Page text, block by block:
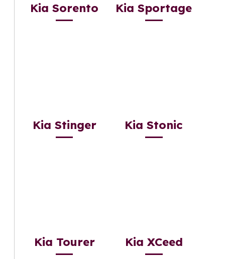
Kia Sorento Kia Sportage
Kia Stinger Kia Stonic
Kia Tourer Kia XCeed